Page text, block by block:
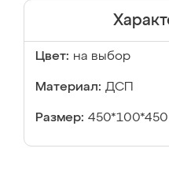
Цвет: на выбор
Материал: ДСП
Размер: 450*100*450